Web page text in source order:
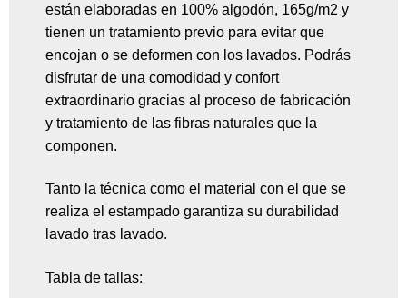
están elaboradas en 100% algodón, 165g/m2 y
tienen un tratamiento previo para evitar que
encojan o se deformen con los lavados. Podrás
disfrutar de una comodidad y confort
extraordinario gracias al proceso de fabricación
y tratamiento de las fibras naturales que la
componen.
Tanto la técnica como el material con el que se
realiza el estampado garantiza su durabilidad
lavado tras lavado.
Tabla de tallas: